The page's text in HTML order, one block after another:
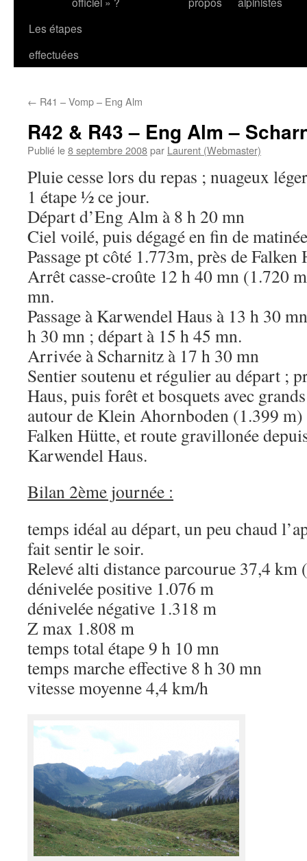
Les étapes
effectuées
← R41 – Vomp – Eng Alm
R42 & R43 – Eng Alm –
Publié le8 septembre 2008par Laurent (Webmaster)
Pluie cesse lors du repas ; nuageux
1 étape ½ ce jour.
Départ d’Eng Alm à 8 h 20 mn
Ciel voilé, puis dégagé en fin de
Passage pt côté 1.773m, près de
Arrêt casse-croûte 12 h 40 mn (1.720
mn.
Passage à Karwendel Haus à 13 h 30
h 30 mn ; départ à 15 h 45 mn.
Arrivée à Scharnitz à 17 h 30 mn
Sentier soutenu et régulier au départ ;
Haus, puis forêt et bosquets avec
autour de Klein Ahornboden (1.399 m)
Falken Hütte, et route gravillonée
Karwendel Haus.
Bilan 2ème journée :
temps idéal au départ, un peu chaud
fait sentir le soir.
Relevé alti distance parcourue 37,4 km
dénivelée positive 1.076 m
dénivelée négative 1.318 m
Z max 1.808 m
temps total étape 9 h 10 mn
temps marche effective 8 h 30 mn
vitesse moyenne 4,4 km/h